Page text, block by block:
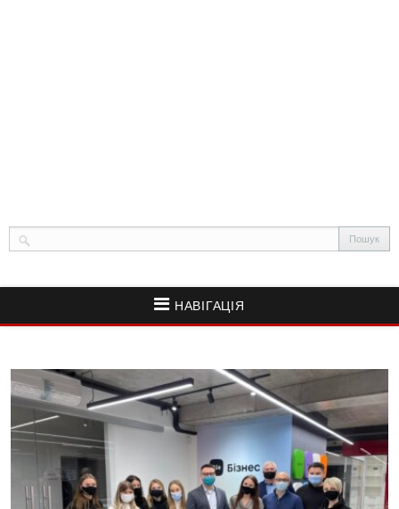
НАВІГАЦІЯ